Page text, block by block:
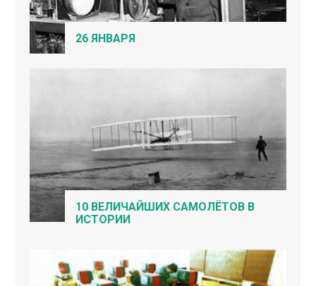
26 ЯНВАРЯ
10 ВЕЛИЧАЙШИХ САМОЛЁТОВ В
ИСТОРИИ